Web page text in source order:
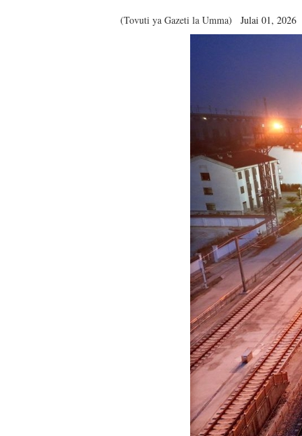
(Tovuti ya Gazeti la Umma) Julai 01, 2026